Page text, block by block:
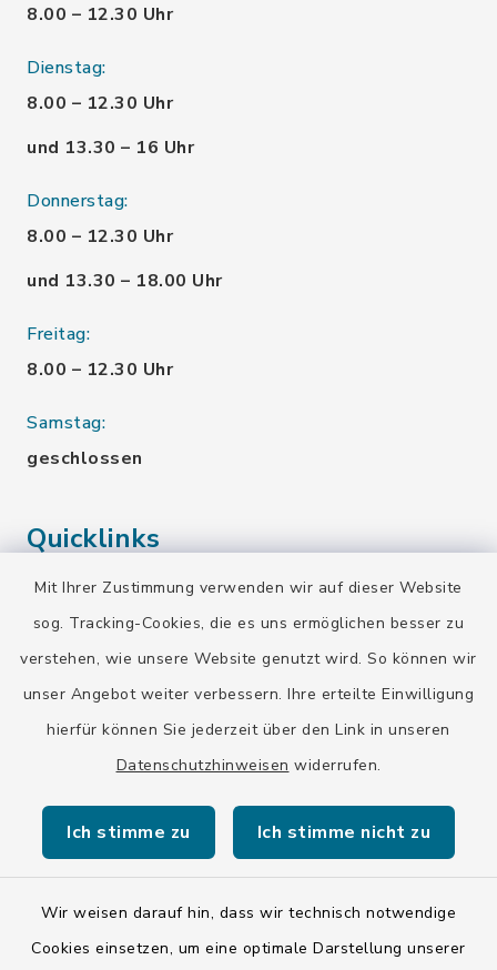
Mit Ihrer Zustimmung verwenden wir auf dieser Website
sog. Tracking-Cookies, die es uns ermöglichen besser zu
verstehen, wie unsere Website genutzt wird. So können wir
unser Angebot weiter verbessern. Ihre erteilte Einwilligung
hierfür können Sie jederzeit über den Link in unseren
Datenschutzhinweisen widerrufen.
Ich stimme zu Ich stimme nicht zu
Wir weisen darauf hin, dass wir technisch notwendige
Cookies einsetzen, um eine optimale Darstellung unserer
8.00 – 12.30 Uhr
Dienstag:
8.00 – 12.30 Uhr
und 13.30 – 16 Uhr
Donnerstag:
8.00 – 12.30 Uhr
und 13.30 – 18.00 Uhr
Freitag:
8.00 – 12.30 Uhr
Samstag:
geschlossen
Quicklinks
Landratsamt Bad Tölz-Wolfratshausen
Bayern-Fahrplan
BayernPortal
Kontakt
Barrierefreiheit